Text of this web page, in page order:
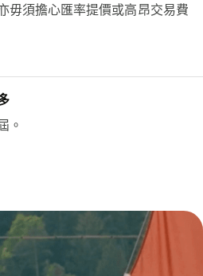
毋須擔心匯率提價或高昂交易費
。